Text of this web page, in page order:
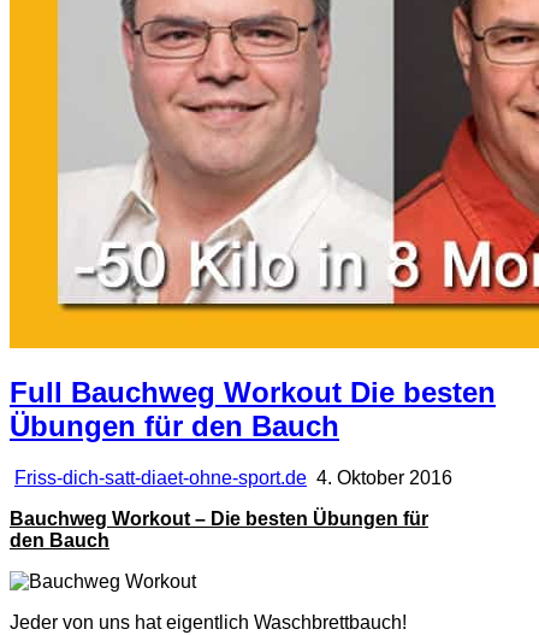
Full Bauchweg Workout Die besten
Übungen für den Bauch
Friss-dich-satt-diaet-ohne-sport.de 4. Oktober 2016
Bauchweg Workout – Die besten Übungen für
den Bauch
Jeder von uns hat eigentlich Waschbrettbauch!